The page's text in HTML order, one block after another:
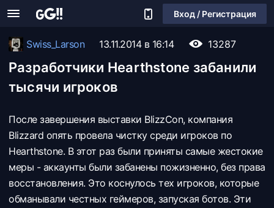
Вход / Регистрация
Swiss_Larson 13.11.2014 в 16:14 13287
Разработчики Hearthstone забанили
тысячи игроков
После завершения выставки BlizzCon, компания
Blizzard опять провела чистку среди игроков по
Hearthstone. В этот раз были приняты самые жестокие
меры - аккаунты были забанены пожизненно, без права
восстановления. Это коснулось тех игроков, которые
обманывали честных геймеров, запуская ботов. Эти